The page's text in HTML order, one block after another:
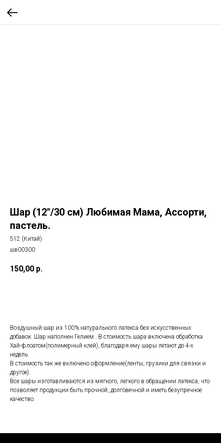
Шар (12''/30 см) Любимая Мама, Ассорти,
пастель.
512 (Китай)
шв00300
150,00 р.
Воздушный шар из 100% натурального латекса без искусственных
добавок .Шар наполнен Гелием . В стоимость шара включена обработка
Хай-флоатом(полимерный клей), благодаря ему шары летают до 4-х
недель.
В стоимость так же включено оформление(ленты, грузики для связки и
другое).
Все шары изготавливаются из мягкого, легкого в обращении латекса, что
позволяет продукции быть прочной, долговечной и иметь безупречное
качество.